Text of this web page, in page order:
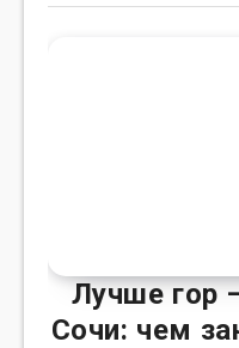
Лучше гор
Сочи: чем